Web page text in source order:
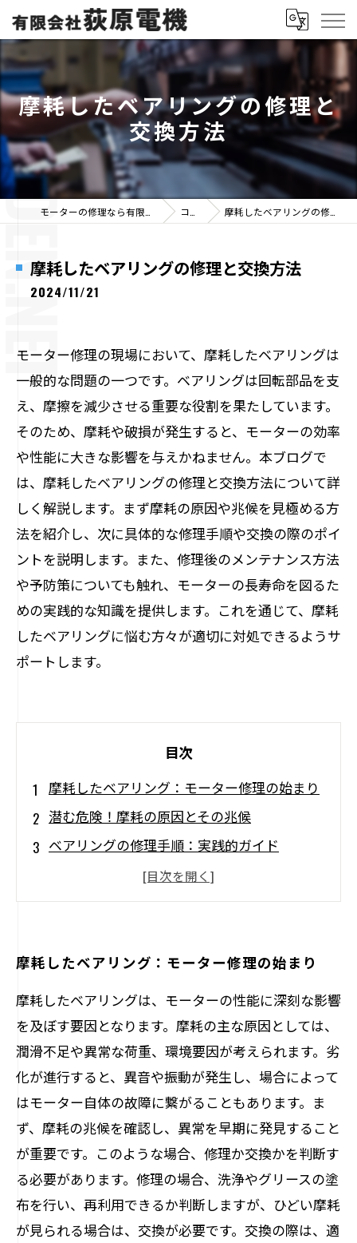
摩耗したベアリングの修理と
交換方法
コラム 摩耗したベアリングの修理と交換方法
摩耗したベアリングの修理と交換方法
2024/11/21
モーター修理の現場において、摩耗したベアリングは
一般的な問題の一つです。ベアリングは回転部品を支
え、摩擦を減少させる重要な役割を果たしています。
そのため、摩耗や破損が発生すると、モーターの効率
や性能に大きな影響を与えかねません。本ブログで
は、摩耗したベアリングの修理と交換方法について詳
しく解説します。まず摩耗の原因や兆候を見極める方
法を紹介し、次に具体的な修理手順や交換の際のポイ
ントを説明します。また、修理後のメンテナンス方法
や予防策についても触れ、モーターの長寿命を図るた
めの実践的な知識を提供します。これを通じて、摩耗
したベアリングに悩む方々が適切に対処できるようサ
ポートします。
目次
摩耗したベアリング：モーター修理の始まり
潜む危険！摩耗の原因とその兆候
ベアリングの修理手順：実践的ガイド
摩耗したベアリングを交換する際の重要ポイ
ント
せる
学ぶ
次のステップ：摩耗を防ぐための予防策とま
とめ
摩耗したベアリング：モーター修理の始まり
摩耗したベアリングは、モーターの性能に深刻な影響
を及ぼす要因となります。摩耗の主な原因としては、
潤滑不足や異常な荷重、環境要因が考えられます。劣
化が進行すると、異音や振動が発生し、場合によって
はモーター自体の故障に繋がることもあります。ま
ず、摩耗の兆候を確認し、異常を早期に発見すること
が重要です。このような場合、修理か交換かを判断す
る必要があります。修理の場合、洗浄やグリースの塗
布を行い、再利用できるか判断しますが、ひどい摩耗
が見られる場合は、交換が必要です。交換の際は、適